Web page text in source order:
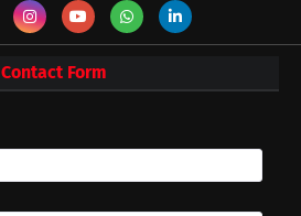
Contact Form